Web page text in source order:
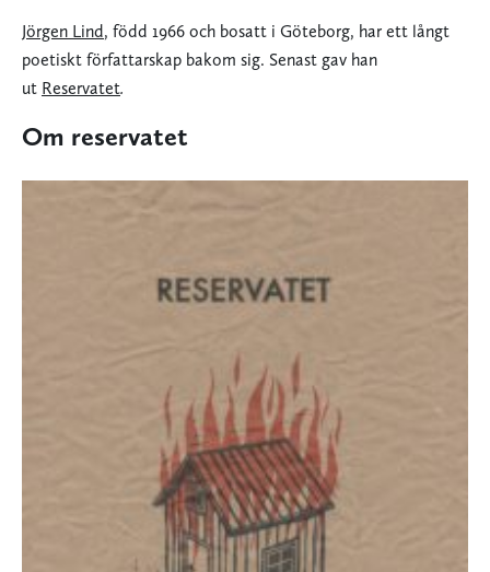
Jörgen Lind, född 1966 och bosatt i Göteborg, har ett långt
poetiskt författarskap bakom sig. Senast gav han
ut Reservatet.
Om reservatet